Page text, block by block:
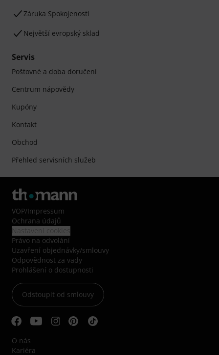
Záruka Spokojenosti
Největší evropský sklad
Servis
Poštovné a doba doručení
Centrum nápovědy
Kupóny
Kontakt
Obchod
Přehled servisních služeb
VOP/Impressum
Ochrana údajů
Právo na odvolání
Uzavření objednávky/smlouvy
Odpovědnost za vady
Prohlášení o dostupnosti
Odstoupit od smlouvy
O nás
Kariéra